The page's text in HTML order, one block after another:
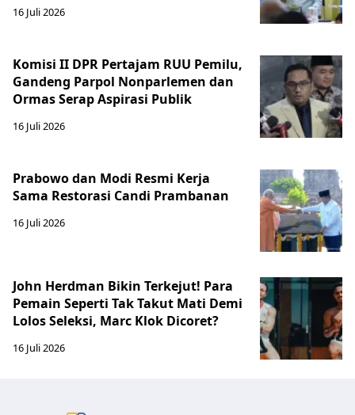
16 Juli 2026
Komisi II DPR Pertajam RUU Pemilu,
Gandeng Parpol Nonparlemen dan
Ormas Serap Aspirasi Publik
16 Juli 2026
Prabowo dan Modi Resmi Kerja
Sama Restorasi Candi Prambanan
16 Juli 2026
John Herdman Bikin Terkejut! Para
Pemain Seperti Tak Takut Mati Demi
Lolos Seleksi, Marc Klok Dicoret?
16 Juli 2026